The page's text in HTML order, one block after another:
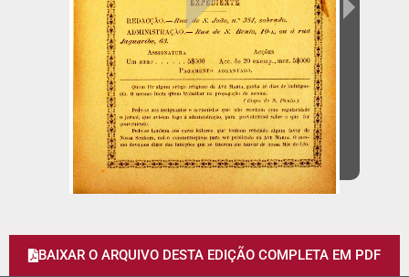
BAIXAR O ARQUIVO DESTA EDIÇÃO COMPLETA EM PDF